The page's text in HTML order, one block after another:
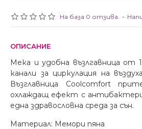
На база 0 отзива. -
ОПИСАНИЕ
Мека и удобна възлгавница от
канали за циркулация на
Възглавница Coolcomfort
охлаждащ ефект с
една здравословна среда за сън.
Материал: Мемори пяна